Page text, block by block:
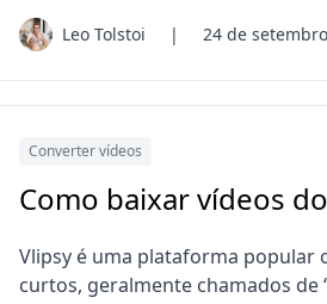
Leo Tolstoi | 24 de
Converter vídeos
Como baixar vídeos
Vlipsy é uma plataforma popular
curtos, geralmente chamados de